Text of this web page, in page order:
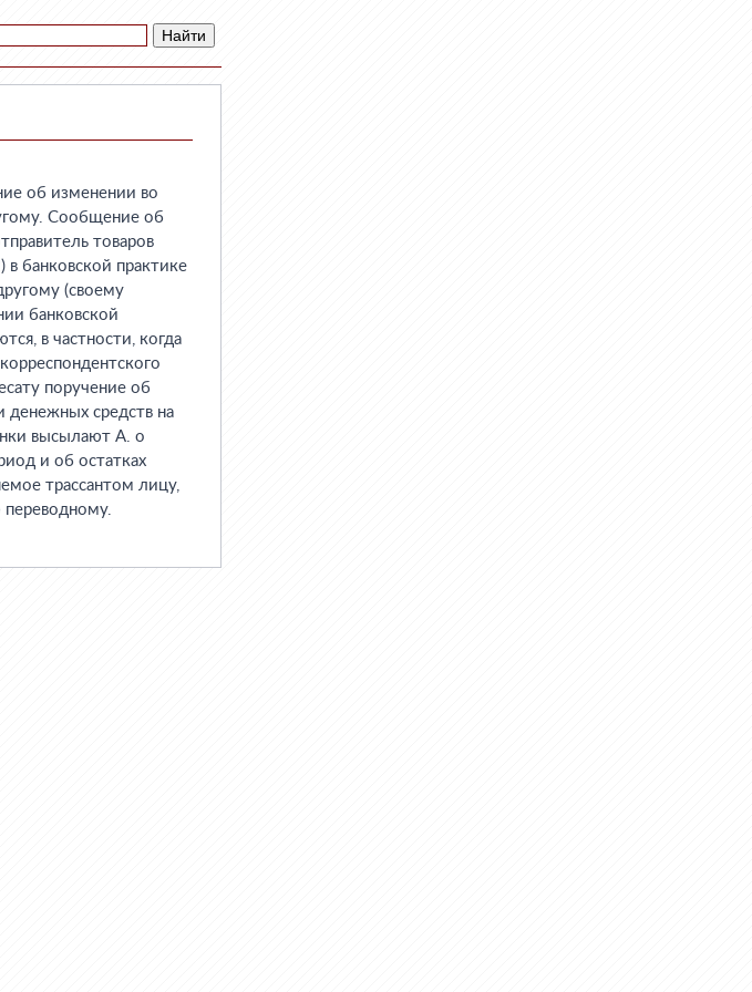
об изменении во
Сообщение об
товаров
банковской практике
(своему
банковской
в частности, когда
поручение об
денежных средств на
высылают А. о
и об остатках
трассантом лицу,